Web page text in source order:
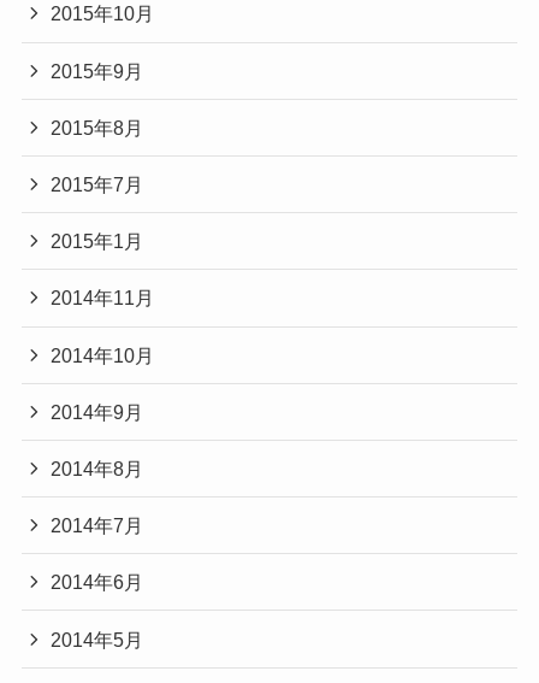
2015年10月
2015年9月
2015年8月
2015年7月
2015年1月
2014年11月
2014年10月
2014年9月
2014年8月
2014年7月
2014年6月
2014年5月